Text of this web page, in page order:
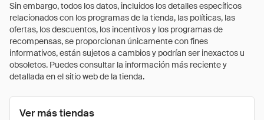
Sin embargo, todos los datos, incluidos los detalles específicos
relacionados con los programas de la tienda, las políticas, las
ofertas, los descuentos, los incentivos y los programas de
recompensas, se proporcionan únicamente con fines
informativos, están sujetos a cambios y podrían ser inexactos u
obsoletos. Puedes consultar la información más reciente y
detallada en el sitio web de la tienda.
Ver más tiendas